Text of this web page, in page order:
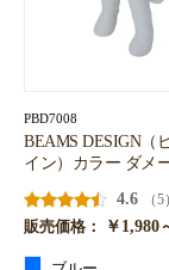
PBD7008
BEAMS DESIGN（
イン）カラー ダメ
4.6
（5）
販売価格：
￥1,980